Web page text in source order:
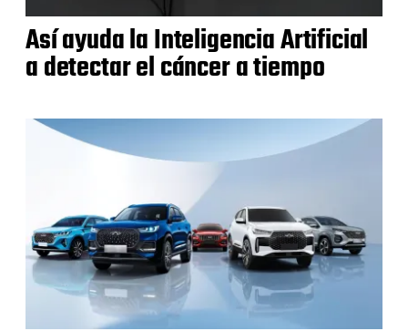
Así ayuda la Inteligencia Artificial
a detectar el cáncer a tiempo